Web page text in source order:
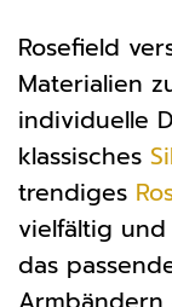
Rosefield
Materialien
individuelle
klassisches
trendiges
vielfältig
das